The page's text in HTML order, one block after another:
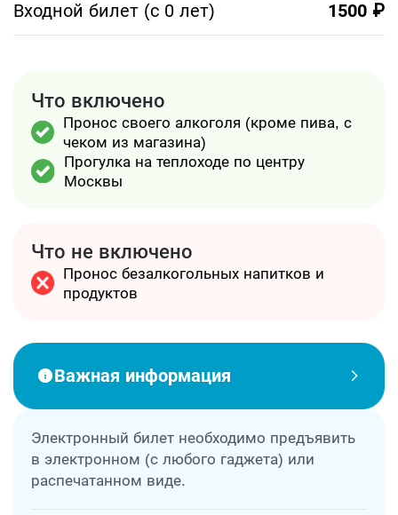
Входной билет (с 0 лет) 1500 ₽
Что включено
Пронос своего алкоголя (кроме пива, с
чеком из магазина)
Прогулка на теплоходе по центру
Москвы
Что не включено
Пронос безалкогольных напитков и
продуктов
Важная информация
Электронный билет необходимо предъявить
в электронном (с любого гаджета) или
распечатанном виде.